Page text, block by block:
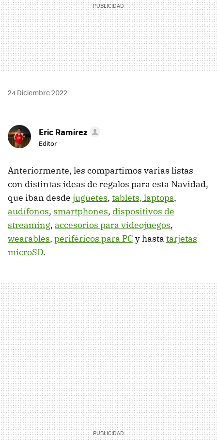
24 Diciembre 2022
Eric Ramirez
Editor
Anteriormente, les compartimos varias listas
con distintas ideas de regalos para esta Navidad,
que iban desde juguetes, tablets, laptops,
audífonos, smartphones, dispositivos de
streaming, accesorios para videojuegos,
wearables, periféricos para PC y hasta tarjetas
microSD.